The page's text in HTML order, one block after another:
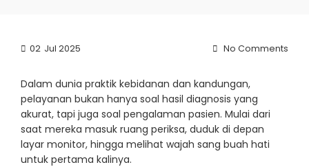
02 Jul 2025 No Comments
Dalam dunia praktik kebidanan dan kandungan,
pelayanan bukan hanya soal hasil diagnosis yang
akurat, tapi juga soal pengalaman pasien. Mulai dari
saat mereka masuk ruang periksa, duduk di depan
layar monitor, hingga melihat wajah sang buah hati
untuk pertama kalinya.